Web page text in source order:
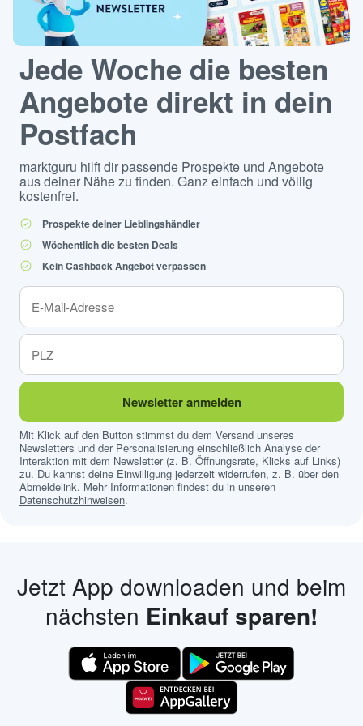
Jede Woche die besten
Angebote direkt in dein
Postfach
marktguru hilft dir passende Prospekte und Angebote
aus deiner Nähe zu finden. Ganz einfach und völlig
kostenfrei.
Prospekte deiner Lieblingshändler
Wöchentlich die besten Deals
Kein Cashback Angebot verpassen
Newsletter anmelden
Mit Klick auf den Button stimmst du dem Versand unseres
Newsletters und der Personalisierung einschließlich Analyse der
Interaktion mit dem Newsletter (z. B. Öffnungsrate, Klicks auf Links)
zu. Du kannst deine Einwilligung jederzeit widerrufen, z. B. über den
Abmeldelink. Mehr Informationen findest du in unseren
Datenschutzhinweisen.
Jetzt App downloaden und beim
nächsten Einkauf sparen!